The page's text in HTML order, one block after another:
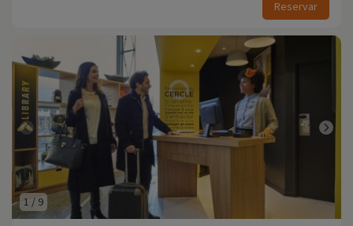
Reservar
1 / 9